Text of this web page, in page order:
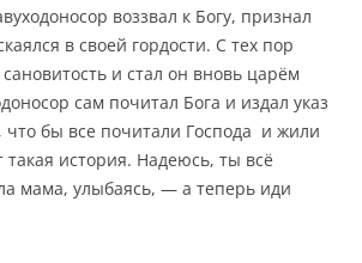
воззвал к Богу, признал
в своей гордости. С тех пор
и стал он вновь царём
сам почитал Бога и издал указ
что бы все почитали Господа и жили
такая история. Надеюсь, ты всё
мама, улыбаясь, — а теперь иди